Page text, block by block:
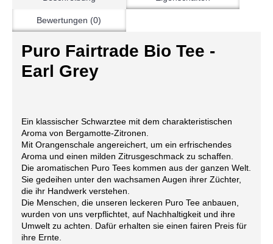
Bewertungen (0)
Puro Fairtrade Bio Tee -
Earl Grey
Ein klassischer Schwarztee mit dem charakteristischen
Aroma von Bergamotte-Zitronen.
Mit Orangenschale angereichert, um ein erfrischendes
Aroma und einen milden Zitrusgeschmack zu schaffen.
Die aromatischen Puro Tees kommen aus der ganzen Welt.
Sie gedeihen unter den wachsamen Augen ihrer Züchter,
die ihr Handwerk verstehen.
Die Menschen, die unseren leckeren Puro Tee anbauen,
wurden von uns verpflichtet, auf Nachhaltigkeit und ihre
Umwelt zu achten. Dafür erhalten sie einen fairen Preis für
ihre Ernte.